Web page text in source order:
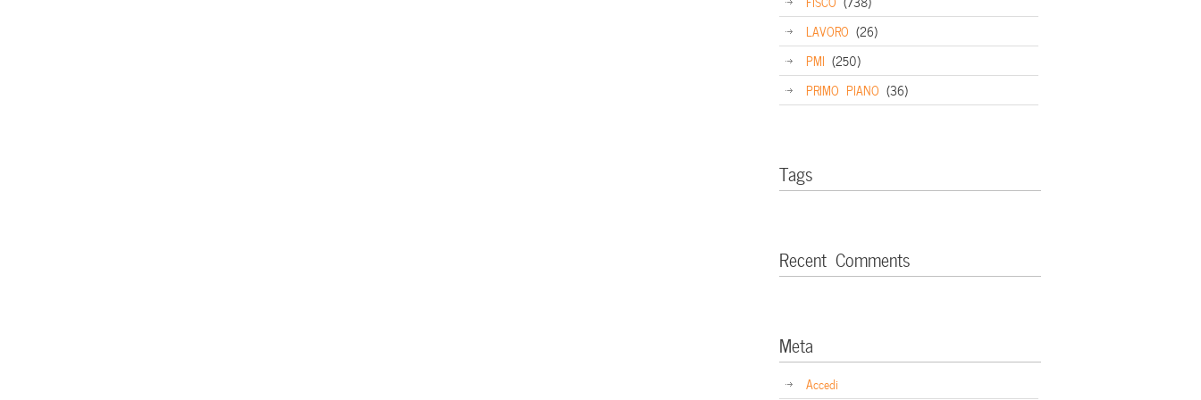
LAVORO (26)
PMI (250)
PRIMO PIANO (36)
Tags
Recent Comments
Meta
Accedi